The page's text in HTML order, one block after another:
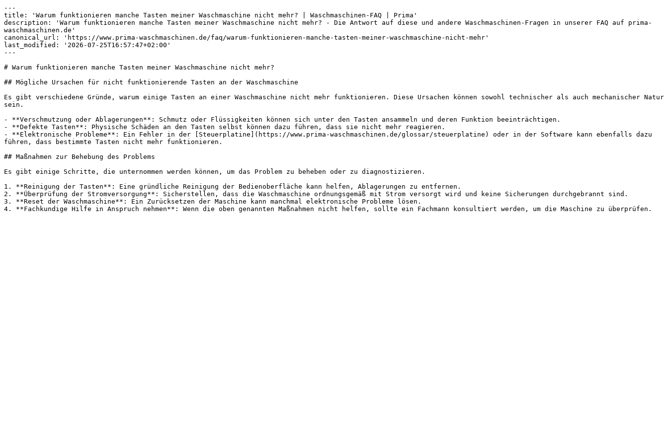
---
title: 'Warum funktionieren manche Tasten meiner Waschmaschine nicht mehr? | Waschmaschinen-FAQ | Prima'
description: 'Warum funktionieren manche Tasten meiner Waschmaschine nicht mehr? - Die Antwort auf diese und andere Waschmaschinen-Fragen in unserer FAQ auf prima-
waschmaschinen.de'
canonical_url: 'https://www.prima-waschmaschinen.de/faq/warum-funktionieren-manche-tasten-meiner-waschmaschine-nicht-mehr'
last_modified: '2026-07-25T16:57:47+02:00'
---
# Warum funktionieren manche Tasten meiner Waschmaschine nicht mehr?
## Mögliche Ursachen für nicht funktionierende Tasten an der Waschmaschine
Es gibt verschiedene Gründe, warum einige Tasten an einer Waschmaschine nicht mehr funktionieren. Diese Ursachen können sowohl technischer als auch mechanischer Natur
sein.
- **Verschmutzung oder Ablagerungen**: Schmutz oder Flüssigkeiten können sich unter den Tasten ansammeln und deren Funktion beeinträchtigen.
- **Defekte Tasten**: Physische Schäden an den Tasten selbst können dazu führen, dass sie nicht mehr reagieren.
- **Elektronische Probleme**: Ein Fehler in der [Steuerplatine](https://www.prima-waschmaschinen.de/glossar/steuerplatine) oder in der Software kann ebenfalls dazu
führen, dass bestimmte Tasten nicht mehr funktionieren.
## Maßnahmen zur Behebung des Problems
Es gibt einige Schritte, die unternommen werden können, um das Problem zu beheben oder zu diagnostizieren.
1. **Reinigung der Tasten**: Eine gründliche Reinigung der Bedienoberfläche kann helfen, Ablagerungen zu entfernen.
2. **Überprüfung der Stromversorgung**: Sicherstellen, dass die Waschmaschine ordnungsgemäß mit Strom versorgt wird und keine Sicherungen durchgebrannt sind.
3. **Reset der Waschmaschine**: Ein Zurücksetzen der Maschine kann manchmal elektronische Probleme lösen.